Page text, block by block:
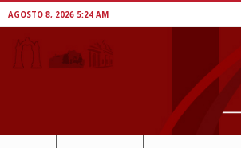
AGOSTO 8, 2026 5:24 AM